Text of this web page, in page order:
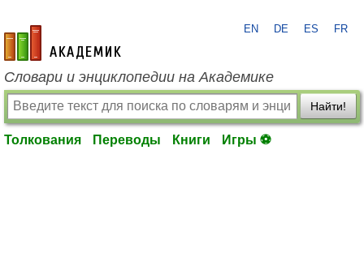
academic.ru
EN DE ES FR
Словари и энциклопедии на Академике
Найти!
Толкования Переводы Книги Игры ⚽